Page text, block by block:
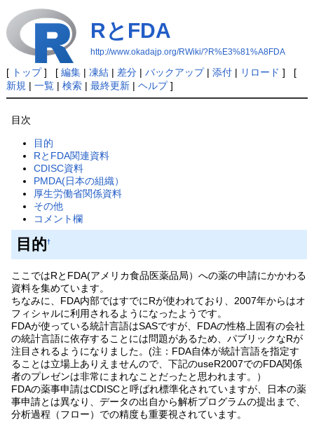
RとFDA
http://www.okadajp.org/RWiki/?R%E3%81%A8FDA
[ トップ] [ 編集| 凍結| 差分| バックアップ| 添付| リロード ] [
新規 | 一覧| 検索| 最終更新| ヘルプ]
目次
目的
RとFDA関連資料
CDISC資料
PMDA(日本の組織）
厚生労働省関係資料
その他
コメント欄
目的†
ここではRとFDA(アメリカ食品医薬品局）への薬の申請にかかわる
資料を集めています。
ちなみに、FDA内部ではすでにRが使われており、2007年からはオ
フィシャルに利用されるようになったようです。
FDAが使っている統計言語はSASですが、FDAの性格上固有の会社
の統計言語に依存することには問題があるため、パブリックなRが
注目されるようになりました。(注：FDA自体が統計言語を指定す
ることは立場上ありえませんので、下記のuseR2007でのFDA関係
者のプレゼンは非常にまれなことだったと思われます。）
FDAの薬事申請はCDISCと呼ばれ標準化されていますが、日本の薬
事申請とは異なり、データの出自から解析プログラムの提出まで、
分析過程（フロー）での精度も重要視されています。